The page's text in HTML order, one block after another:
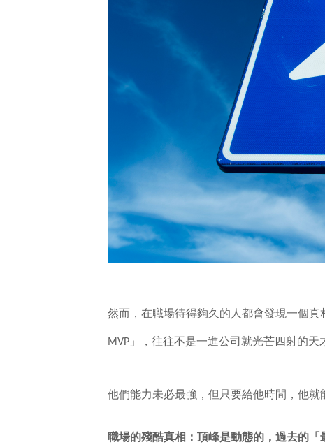
然而，在職場待得夠久的人都會發現一個
MVP」，往往不是一進公司就光芒四射的天
他們能力未必最強，但只要給他時間，他就
職場的殘酷真相：頂峰是動態的，過去的「